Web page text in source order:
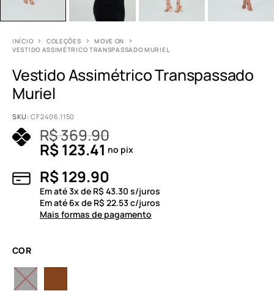
INÍCIO COLEÇÕES
MOVE ON
VESTIDO ASSIMÉTRICO TRANSPASSADO MURIEL
Vestido Assimétrico Transpassado
Muriel
SKU:CF2406.1150
R$369.90
R$ 123.41 no pix
R$ 129.90
Em até3x de R$ 43.30 s/juros
Em até 6x de R$ 22.53c/juros
Mais formas de pagamento
COR